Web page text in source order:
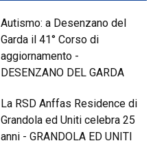
Autismo: a Desenzano del
Garda il 41° Corso di
aggiornamento -
DESENZANO DEL GARDA
La RSD Anffas Residence di
Grandola ed Uniti celebra 25
anni - GRANDOLA ED UNITI